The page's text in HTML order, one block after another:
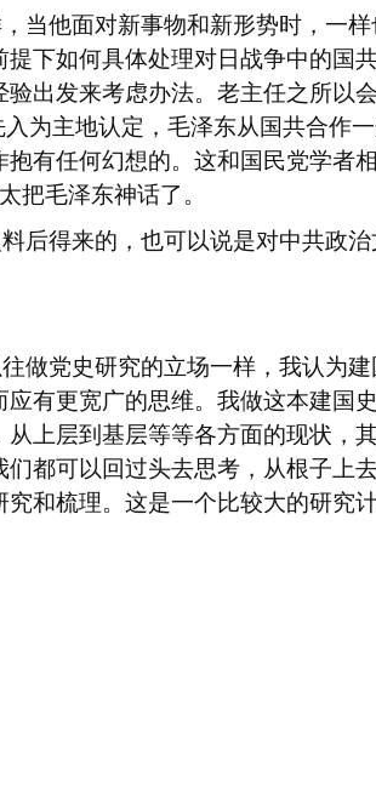
当他面对新事物和新形势时，一
下如何具体处理对日战争中的国
出发来考虑办法。老主任之所以
入为主地认定，毛泽东从国共合作
有任何幻想的。这和国民党学者
把毛泽东神话了。
后得来的，也可以说是对中共政
做党史研究的立场一样，我认为
有更宽广的思维。我做这本建国
上层到基层等等各方面的现状，
都可以回过头去思考，从根子上
和梳理。这是一个比较大的研究